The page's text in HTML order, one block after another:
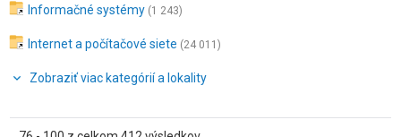
Informačné systémy (1 243)
Internet a počítačové siete (24 011)
Zobraziť viac kategórií a lokality